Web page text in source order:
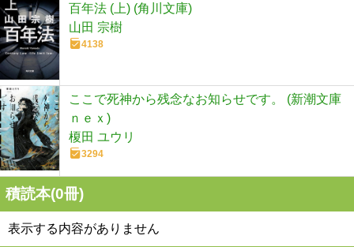
百年法 (上) (角川文庫)
山田 宗樹
4138
ここで死神から残念なお知らせです。 (新潮文庫
ｎｅｘ)
榎田 ユウリ
3294
積読本(0冊)
表示する内容がありません